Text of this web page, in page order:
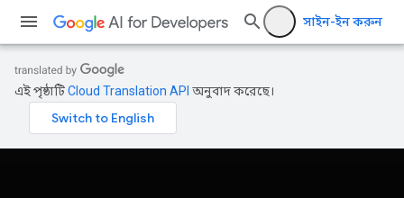
সাইন-ইন করুন
এই পৃষ্ঠাটিCloud Translation API অনুবাদ করেছে।